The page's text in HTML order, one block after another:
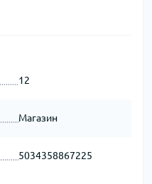
12
Магазин
5034358867225